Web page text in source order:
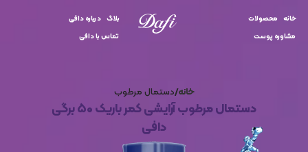
خانه محصولات
مشاوره پوست
بلاگ درباره دافی
تماس با دافی
خانه دستمال مرطوب
دستمال مرطوب آرایشی کمر باریک ۵۰ برگی
دافی